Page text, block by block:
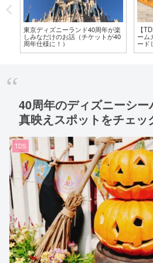
年”ドリ
ダウンロ
てみた
【TDL】クリスタルパレスも40周
年仕様！ディズニーランドの食べ
放題で満足ランチ
40周年のディズニーシ
真映えスポットをチェッ
TDS